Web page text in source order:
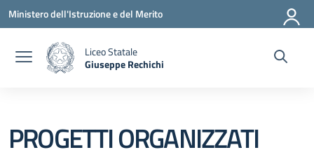
Vai ai contenuti
Vai al menu di navigazione
Vai al footer
Ministero dell'Istruzione e del Merito
Liceo Statale
Giuseppe Rechichi
PROGETTI ORGANIZZATI